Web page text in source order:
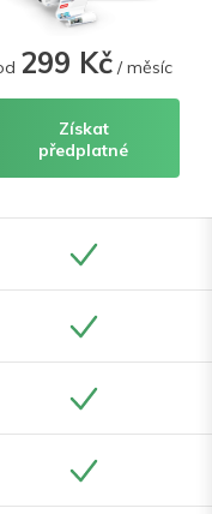
299 Kč / měsíc
Získat
předplatné